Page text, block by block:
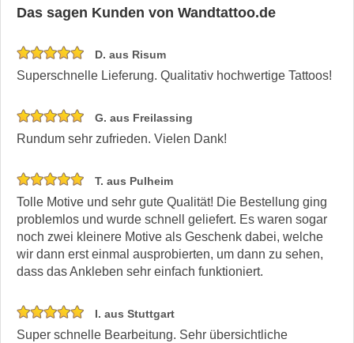
Das sagen Kunden von Wandtattoo.de
D. aus Risum
Superschnelle Lieferung. Qualitativ hochwertige Tattoos!
G. aus Freilassing
Rundum sehr zufrieden. Vielen Dank!
T. aus Pulheim
Tolle Motive und sehr gute Qualität! Die Bestellung ging
problemlos und wurde schnell geliefert. Es waren sogar
noch zwei kleinere Motive als Geschenk dabei, welche
wir dann erst einmal ausprobierten, um dann zu sehen,
dass das Ankleben sehr einfach funktioniert.
I. aus Stuttgart
Super schnelle Bearbeitung. Sehr übersichtliche